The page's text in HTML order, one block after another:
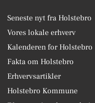
Seneste nyt fra Holstebro
Vores lokale erhverv
Kalenderen for Holstebro
Fakta om Holstebro
Erhvervsartikler
Holstebro Kommune